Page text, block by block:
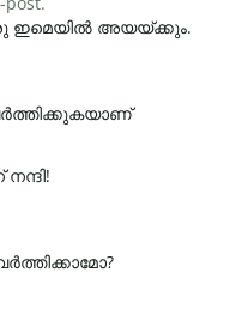
ഇമെയിൽ അയയ്ക്കും.